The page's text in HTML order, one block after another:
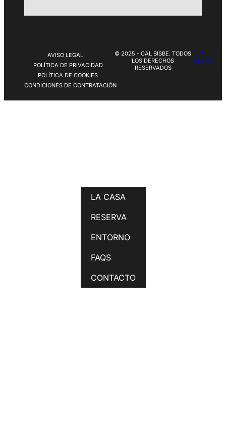
AVISO LEGAL
POLÍTICA DE PRIVACIDAD
POLÍTICA DE COOKIES
CONDICIONES DE CONTRATACIÓN
© 2025 - CAL BISBE. TODOS
LOS DERECHOS
RESERVADOS
BY
NEORG
LA CASA
RESERVA
ENTORNO
FAQS
CONTACTO